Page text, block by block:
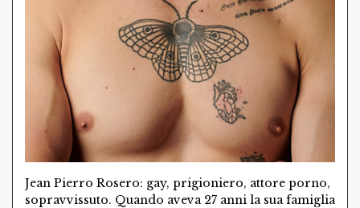
Jean Pierro Rosero: gay, prigioniero, attore porno,
sopravvissuto. Quando aveva 27 anni la sua famiglia